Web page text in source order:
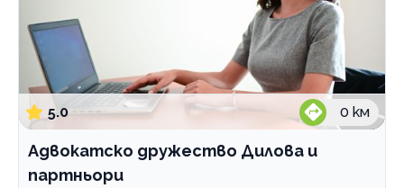
5.0 0 км
Адвокатско дружество Дилова и
партньори